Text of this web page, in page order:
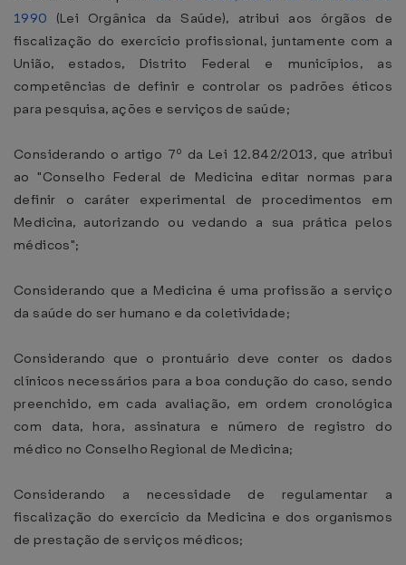
1990 (Lei Orgânica da Saúde), atribui aos órgãos de
fiscalização do exercício profissional, juntamente com a
União, estados, Distrito Federal e municípios, as
competências de definir e controlar os padrões éticos
para pesquisa, ações e serviços de saúde;
Considerando o artigo 7º da Lei 12.842/2013, que atribui
ao "Conselho Federal de Medicina editar normas para
definir o caráter experimental de procedimentos em
Medicina, autorizando ou vedando a sua prática pelos
médicos";
Considerando que a Medicina é uma profissão a serviço
da saúde do ser humano e da coletividade;
Considerando que o prontuário deve conter os dados
clínicos necessários para a boa condução do caso, sendo
preenchido, em cada avaliação, em ordem cronológica
com data, hora, assinatura e número de registro do
médico no Conselho Regional de Medicina;
Considerando a necessidade de regulamentar a
fiscalização do exercício da Medicina e dos organismos
de prestação de serviços médicos;